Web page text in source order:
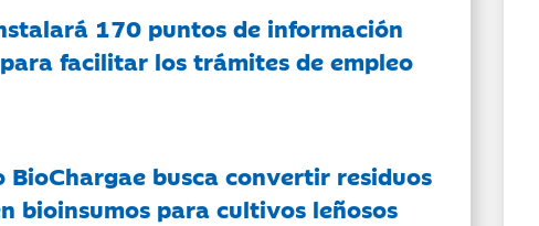
170 puntos de información
facilitar los trámites de empleo
BioChargae busca convertir residuos
bioinsumos para cultivos leñosos